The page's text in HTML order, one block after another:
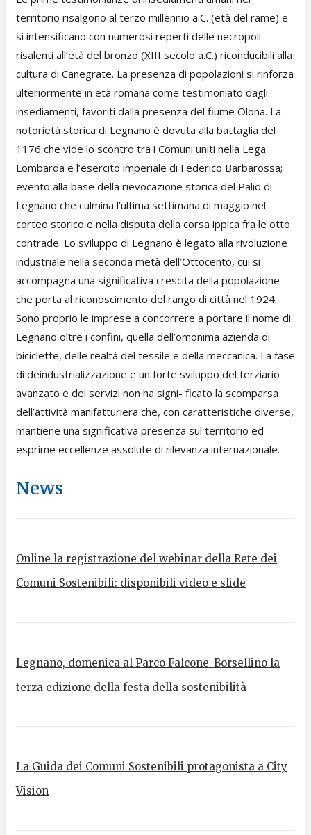
territorio risalgono al terzo millennio a.C. (età del rame) e
si intensificano con numerosi reperti delle necropoli
risalenti all’età del bronzo (XIII secolo a.C.) riconducibili alla
cultura di Canegrate. La presenza di popolazioni si rinforza
ulteriormente in età romana come testimoniato dagli
insediamenti, favoriti dalla presenza del fiume Olona. La
notorietà storica di Legnano è dovuta alla battaglia del
1176 che vide lo scontro tra i Comuni uniti nella Lega
Lombarda e l’esercito imperiale di Federico Barbarossa;
evento alla base della rievocazione storica del Palio di
Legnano che culmina l’ultima settimana di maggio nel
corteo storico e nella disputa della corsa ippica fra le otto
contrade. Lo sviluppo di Legnano è legato alla rivoluzione
industriale nella seconda metà dell’Ottocento, cui si
accompagna una significativa crescita della popolazione
che porta al riconoscimento del rango di città nel 1924.
Sono proprio le imprese a concorrere a portare il nome di
Legnano oltre i confini, quella dell’omonima azienda di
biciclette, delle realtà del tessile e della meccanica. La fase
di deindustrializzazione e un forte sviluppo del terziario
avanzato e dei servizi non ha signi- ficato la scomparsa
dell’attività manifatturiera che, con caratteristiche diverse,
mantiene una significativa presenza sul territorio ed
esprime eccellenze assolute di rilevanza internazionale.
News
Online la registrazione del webinar della Rete dei
Comuni Sostenibili: disponibili video e slide
Legnano, domenica al Parco Falcone-Borsellino la
terza edizione della festa della sostenibilità
La Guida dei Comuni Sostenibili protagonista a City
Vision